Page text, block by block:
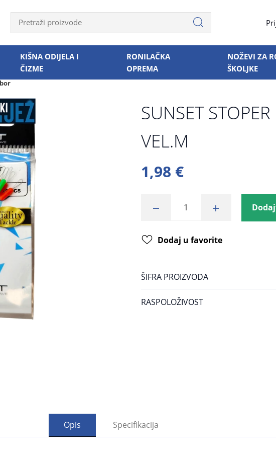
KIŠNA ODIJELA I
ČIZME
RONILAČKA
OPREMA
NOŽEVI ZA
ŠKOLJKE
SUNSET
VEL.M
1,98 €
Dodaj u favorite
ŠIFRA PROIZVODA
RASPOLOŽIVOST
Opis Specifikacija